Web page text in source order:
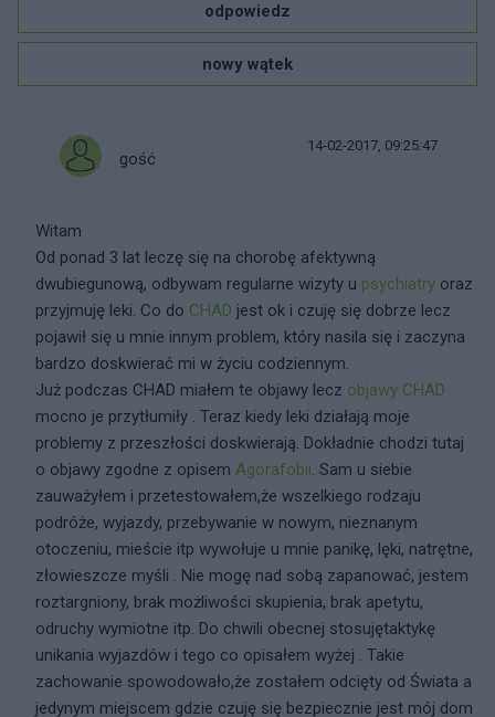
odpowiedz
nowy wątek
gość
14-02-2017, 09:25:47
Witam
Od ponad 3 lat leczę się na chorobę afektywną
dwubiegunową, odbywam regularne wizyty u psychiatry oraz
przyjmuję leki. Co do CHAD jest ok i czuję się dobrze lecz
pojawił się u mnie innym problem, który nasila się i zaczyna
bardzo doskwierać mi w życiu codziennym.
Już podczas CHAD miałem te objawy lecz objawy CHAD
mocno je przytłumiły . Teraz kiedy leki działają moje
problemy z przeszłości doskwierają. Dokładnie chodzi tutaj
o objawy zgodne z opisem Agorafobii. Sam u siebie
zauważyłem i przetestowałem,że wszelkiego rodzaju
podróże, wyjazdy, przebywanie w nowym, nieznanym
otoczeniu, mieście itp wywołuje u mnie panikę, lęki, natrętne,
złowieszcze myśli . Nie mogę nad sobą zapanować, jestem
roztargniony, brak możliwości skupienia, brak apetytu,
odruchy wymiotne itp. Do chwili obecnej stosujętaktykę
unikania wyjazdów i tego co opisałem wyżej . Takie
zachowanie spowodowało,że zostałem odcięty od Świata a
jedynym miejscem gdzie czuję się bezpiecznie jest mój dom